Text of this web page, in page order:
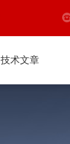
技术文章